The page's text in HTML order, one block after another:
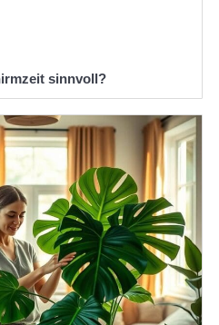
sinnvoll?